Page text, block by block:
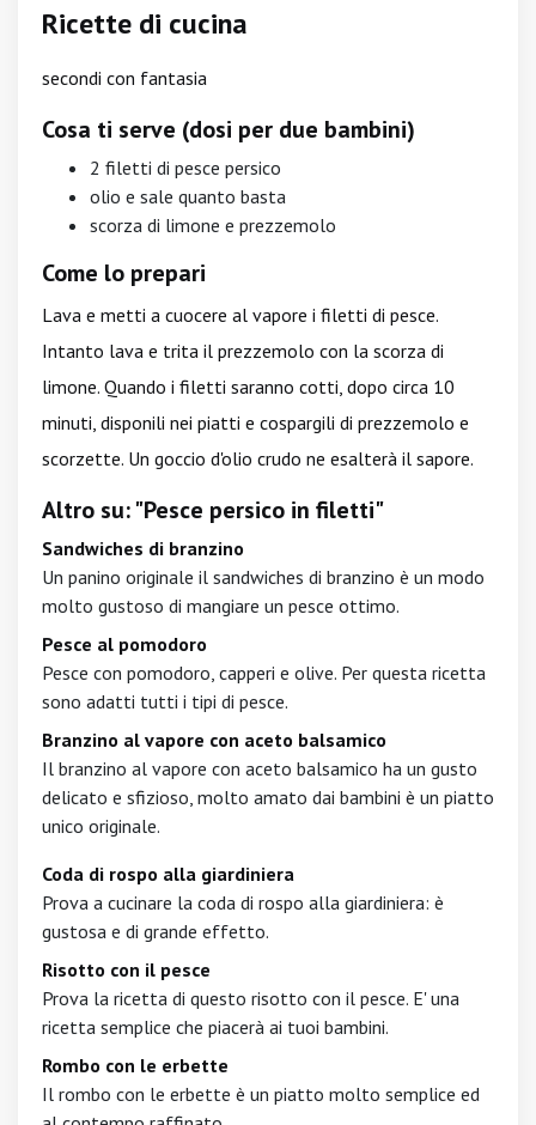
Ricette di cucina
secondi con fantasia
Cosa ti serve (dosi per due bambini)
2 filetti di pesce persico
olio e sale quanto basta
scorza di limone e prezzemolo
Come lo prepari
Lava e metti a cuocere al vapore i filetti di pesce.
Intanto lava e trita il prezzemolo con la scorza di
limone. Quando i filetti saranno cotti, dopo circa 10
minuti, disponili nei piatti e cospargili di prezzemolo e
scorzette. Un goccio d'olio crudo ne esalterà il sapore.
Altro su: "Pesce persico in filetti"
Sandwiches di branzino
Un panino originale il sandwiches di branzino è un modo
molto gustoso di mangiare un pesce ottimo.
Pesce al pomodoro
Pesce con pomodoro, capperi e olive. Per questa ricetta
sono adatti tutti i tipi di pesce.
Branzino al vapore con aceto balsamico
Il branzino al vapore con aceto balsamico ha un gusto
delicato e sfizioso, molto amato dai bambini è un piatto
unico originale.
Coda di rospo alla giardiniera
Prova a cucinare la coda di rospo alla giardiniera: è
gustosa e di grande effetto.
Risotto con il pesce
Prova la ricetta di questo risotto con il pesce. E' una
ricetta semplice che piacerà ai tuoi bambini.
Rombo con le erbette
Il rombo con le erbette è un piatto molto semplice ed